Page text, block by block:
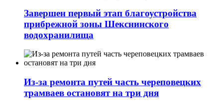
Завершен первый этап благоустройства
прибрежной зоны Шекснинского
водохранилища
Из-за ремонта путей часть череповецких
трамваев остановят на три дня